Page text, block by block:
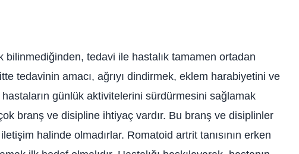
bilinmediğinden, tedavi ile hastalık tamamen ortadan
tedavinin amacı, ağrıyı dindirmek, eklem harabiyetini ve
günlük aktivitelerini sürdürmesini sağlamak
branş ve disipline ihtiyaç vardır. Bu branş ve disiplinler
halinde olmadırlar. Romatoid artrit tanısının erken